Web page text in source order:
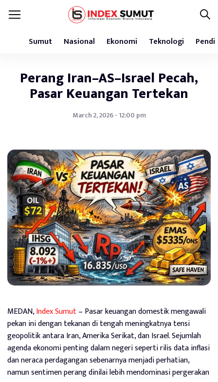
Sumut Nasional Ekonomi Teknologi
Perang Iran–AS–Israel Pecah,
Pasar Keuangan Tertekan
March 2, 2026 - 12:00 pm
MEDAN,Index Sumut– Pasar keuangan domestik mengawali
pekan ini dengan tekanan di tengah meningkatnya tensi
geopolitik antara Iran, Amerika Serikat, dan Israel. Sejumlah
agenda ekonomi penting dalam negeri seperti rilis data inflasi
dan neraca perdagangan sebenarnya menjadi perhatian,
namun sentimen perang dinilai lebih mendominasi pergerakan